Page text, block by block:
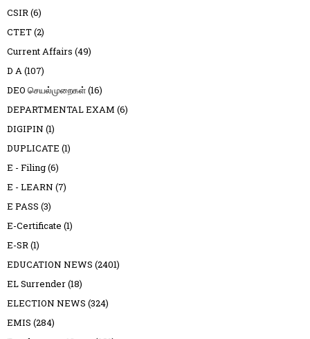
CSIR(6)
CTET(2)
Current Affairs (49)
D A(107)
DEO செயல்முறைகள்(16)
DEPARTMENTAL EXAM (6)
DIGIPIN (1)
DUPLICATE (1)
E - Filing(6)
E - LEARN (7)
E PASS (3)
E-Certificate (1)
E-SR(1)
EDUCATION NEWS (2401)
EL Surrender(18)
ELECTION NEWS (324)
EMIS (284)